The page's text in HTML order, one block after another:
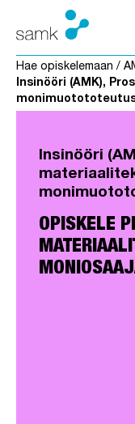
Siirry sisältöön
Hae opiskelemaan /
Insinööri (AMK),
Insinööri
OPISKELE